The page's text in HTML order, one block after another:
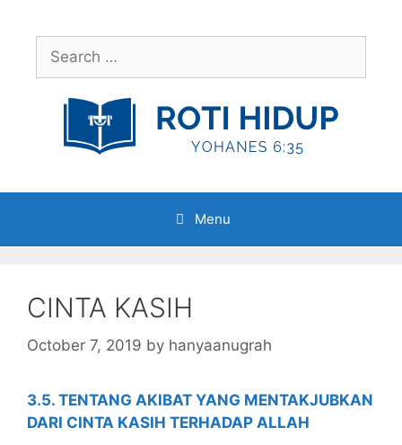
contentSearch
for:
Menu
CINTA KASIH
October 7, 2019 by hanyaanugrah
3.5. TENTANG AKIBAT YANG MENTAKJUBKAN
DARI CINTA KASIH TERHADAP ALLAH